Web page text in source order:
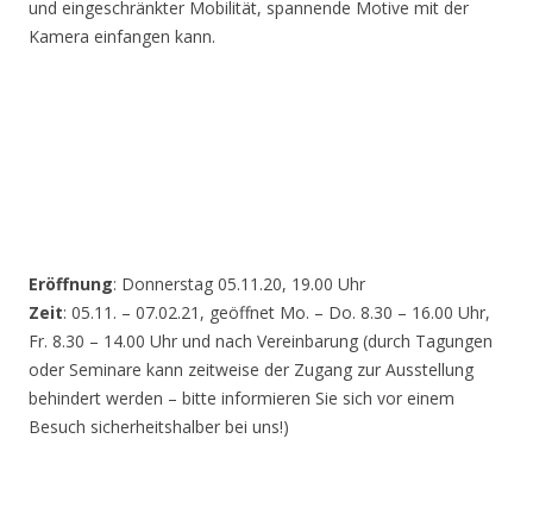
und eingeschränkter Mobilität, spannende Motive mit der
Kamera einfangen kann.
Eröffnung: Donnerstag 05.11.20, 19.00 Uhr
Zeit: 05.11. – 07.02.21, geöffnet Mo. – Do. 8.30 – 16.00 Uhr,
Fr. 8.30 – 14.00 Uhr und nach Vereinbarung (durch Tagungen
oder Seminare kann zeitweise der Zugang zur Ausstellung
behindert werden – bitte informieren Sie sich vor einem
Besuch sicherheitshalber bei uns!)